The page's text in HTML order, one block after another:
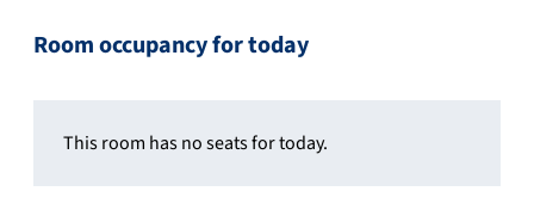
Room occupancy for today
This room has no seats for today.